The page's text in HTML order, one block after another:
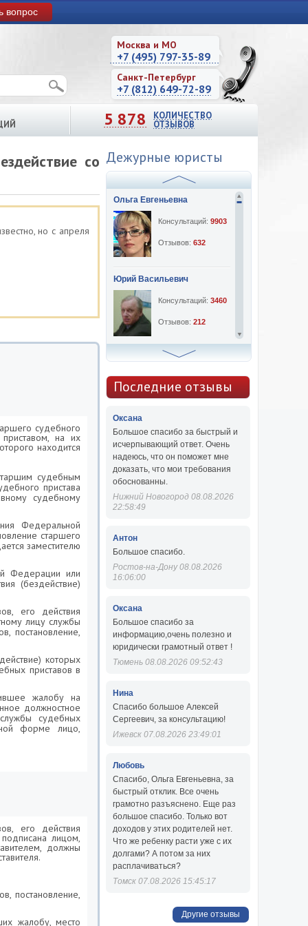
вопрос
Москва и МО
+7 (495) 797-35-89
Санкт-Петербург
+7 (812) 649-72-89
5 878 КОЛИЧЕСТВО
ОТЗЫВОВ
со
но с апреля
судебного
на их
находится
судебным
пристава
судебному
Федеральной
старшего
заместителю
Федерации или
(бездействие)
его действия
лицу службы
постановление,
которых
приставов в
жалобу на
должностное
судебных
форме лицо,
его действия
лицом,
должны
постановление,
жалобу, место
Дежурные юристы
Ольга Евгеньевна
Консультаций: 9903
Отзывов: 632
Юрий Васильевич
Консультаций: 3460
Отзывов: 212
Алексей Сергеевич
Отзывов:47
Последние отзывы
Оксана
Большое спасибо за быстрый и
исчерпывающий ответ. Очень
надеюсь, что он поможет мне
доказать, что мои требования
обоснованны.
Нижний Новогород 08.08.2026
22:58:49
Антон
Большое спасибо.
Ростов-на-Дону 08.08.2026
16:06:00
Оксана
Большое спасибо за
информацию,очень полезно и
юридически грамотный ответ !
Тюмень 08.08.2026 09:52:43
Нина
Спасибо большое Алексей
Сергеевич, за консультацию!
Ижевск 07.08.2026 23:49:01
Любовь
Спасибо, Ольга Евгеньевна, за
быстрый отклик. Все очень
грамотно разъяснено. Еще раз
большое спасибо. Только вот
доходов у этих родителей нет.
Что же ребенку расти уже с их
долгами? А потом за них
расплачиваться?
Томск 07.08.2026 15:45:17
Другие отзывы